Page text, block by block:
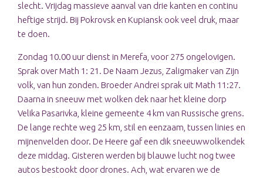
slecht. Vrijdag massieve aanval van drie kanten en continu
heftige strijd. Bij Pokrovsk en Kupiansk ook veel druk, maar
te doen.
Zondag 10.00 uur dienst in Merefa, voor 275 ongelovigen.
Sprak over Math 1: 21. De Naam Jezus, Zaligmaker van Zijn
volk, van hun zonden. Broeder Andrei sprak uit Math 11:27.
Daarna in sneeuw met wolken dek naar het kleine dorp
Velika Pasarivka, kleine gemeente 4 km van Russische grens.
De lange rechte weg 25 km, stil en eenzaam, tussen linies en
mijnenvelden door. De Heere gaf een dik sneeuwwolkendek
deze middag. Gisteren werden bij blauwe lucht nog twee
autos bestookt door drones. Ach, wat ervaren we de